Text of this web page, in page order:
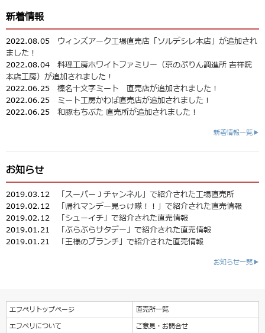
新着情報
2022.08.05 ウィンズアーク工場直売店「ソルデシレ本店」が追加され
ました！
2022.08.04 料理工房ホワイトファミリー（京のぷりん調進所 吉祥院
本店工房）が追加されました！
2022.06.25 榛名十文字ミート 直売店が追加されました！
2022.06.25 ミート工房かわば直売店が追加されました！
2022.06.25 和豚もちぶた 直売所が追加されました！
新着情報一覧▶
お知らせ
2019.03.12
「スーパーＪチャンネル」で紹介された工場直売所
2019.02.12
「帰れマンデー見っけ隊！！」で紹介された直売情報
2019.02.12
「シューイチ」で紹介された直売情報
2019.01.21
「ぶらぶらサタデー」で紹介された直売情報
2019.01.21
「王様のブランチ」で紹介された直売情報
お知らせ一覧▶
エフペリトップページ
直売所一覧
エフペリについて
ご意見・お問合せ